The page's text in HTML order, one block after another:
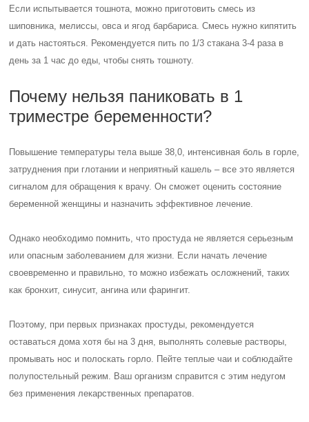
Если испытывается тошнота, можно приготовить смесь из
шиповника, мелиссы, овса и ягод барбариса. Смесь нужно кипятить
и дать настояться. Рекомендуется пить по 1/3 стакана 3-4 раза в
день за 1 час до еды, чтобы снять тошноту.
Почему нельзя паниковать в 1
триместре беременности?
Повышение температуры тела выше 38,0, интенсивная боль в горле,
затруднения при глотании и неприятный кашель – все это является
сигналом для обращения к врачу. Он сможет оценить состояние
беременной женщины и назначить эффективное лечение.
Однако необходимо помнить, что простуда не является серьезным
или опасным заболеванием для жизни. Если начать лечение
своевременно и правильно, то можно избежать осложнений, таких
как бронхит, синусит, ангина или фарингит.
Поэтому, при первых признаках простуды, рекомендуется
оставаться дома хотя бы на 3 дня, выполнять солевые растворы,
промывать нос и полоскать горло. Пейте теплые чаи и соблюдайте
полупостельный режим. Ваш организм справится с этим недугом
без применения лекарственных препаратов.